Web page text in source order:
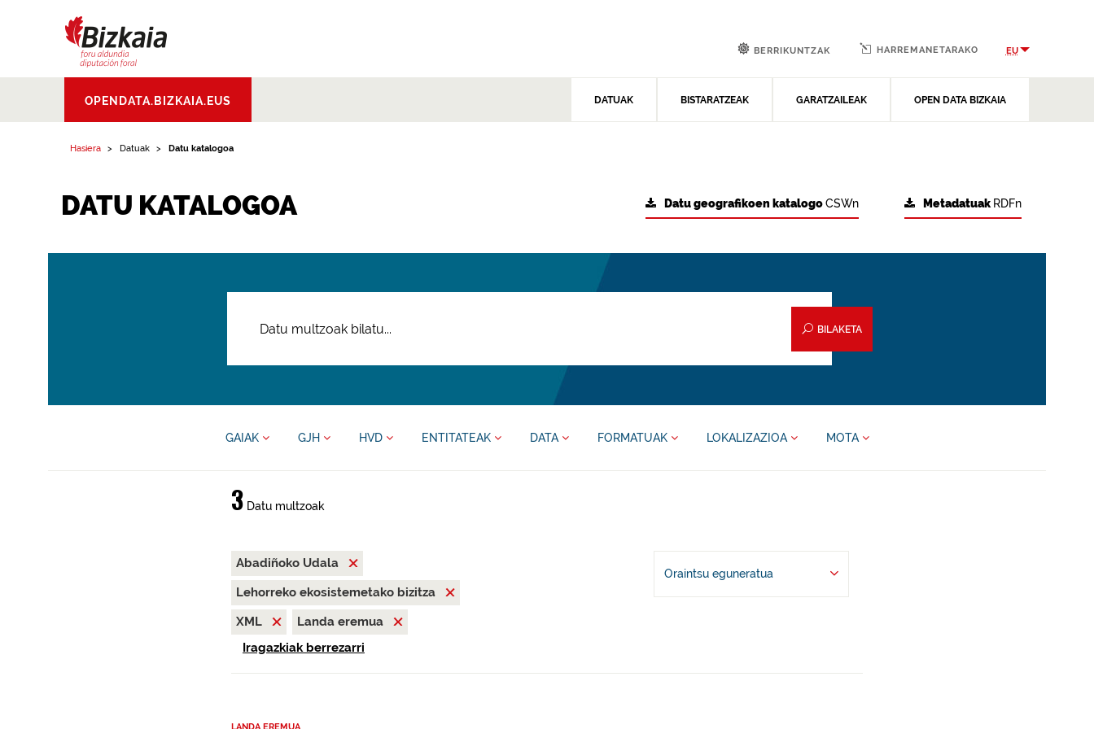
Aldundia.Diputacion
Foral de Bizkaia
OPENDATA.BIZKAIA.EUS DATUAK BISTARATZEAK GARATZAILEAK OPEN DATA BIZKAIA
BERRIKUNTZAK HARREMANETARAKO EU
Hasiera Datuak Datu katalogoa
DATU KATALOGOA Metadatuak RDFn
Datu geografikoen katalogoCSWn
BILAKETA
GAIAK GJH HVD ENTITATEAK DATA FORMATUAK LOKALIZAZIOA MOTA
3Datu multzoak
Abadiñoko Udala
Lehorreko ekosistemetako bizitza
XML
Landa eremua
Iragazkiak berrezarri
Oraintsu eguneratua